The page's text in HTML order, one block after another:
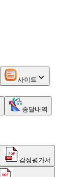
사이트
송달내역
감정평가서